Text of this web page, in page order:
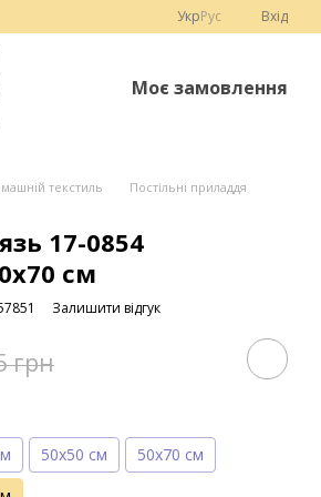
УкрРус Вхід
Моє замовлення
текстиль
Постільні приладдя
17-0854
см
Залишити відгук
грн
50х50 см
50х70 см